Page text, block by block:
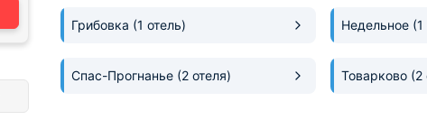
Грибовка (1 отель) Недельное (1
Спас-Прогнанье (2 отеля) Товарково (2